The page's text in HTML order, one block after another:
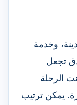
وخدمة
تجعل
الرحلة
يمكن ترتيب